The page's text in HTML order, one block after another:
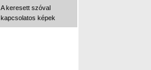
A keresett szóval
kapcsolatos képek